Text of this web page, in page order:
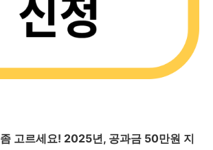
고르세요! 2025년, 공과금 50만원 지